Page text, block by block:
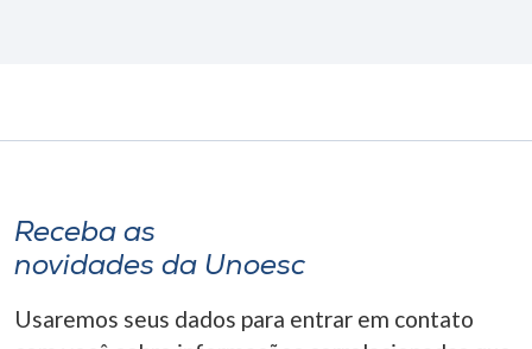
Receba as
novidades da Unoesc
Usaremos seus dados para entrar em contato